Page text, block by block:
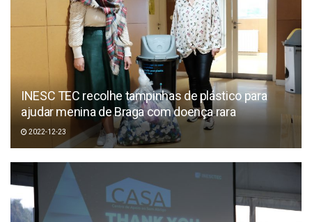
INESC TEC recolhe tampinhas de plástico para
ajudar menina de Braga com doença rara
2022-12-23